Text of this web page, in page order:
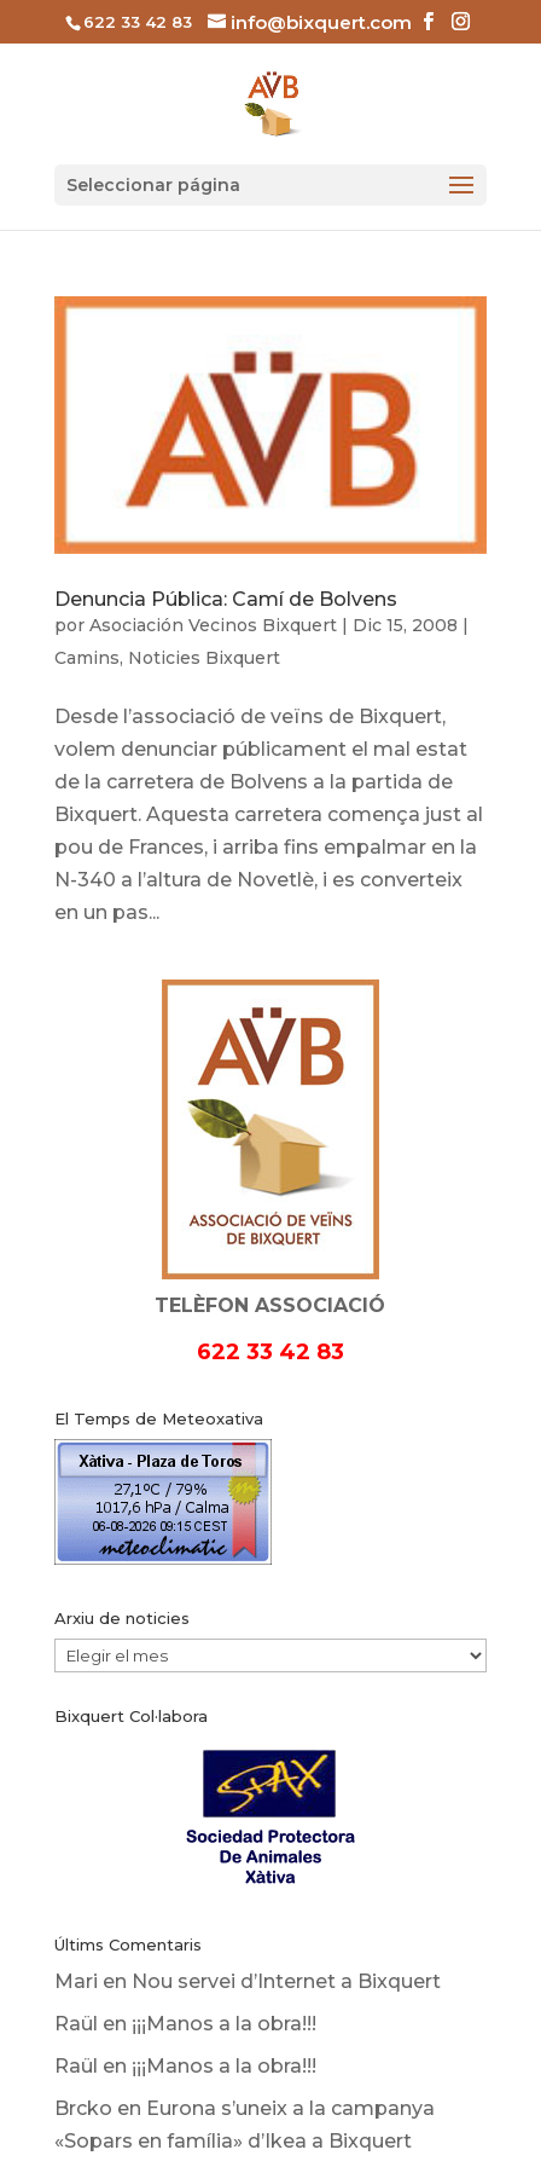
622 33 42 83 info@bixquert.com
Seleccionar página
Denuncia Pública: Camí de Bolvens
por Asociación Vecinos Bixquert| Dic 15, 2008 |
Camins, Noticies Bixquert
Desde l’associació de veïns de Bixquert,
volem denunciar públicament el mal estat
de la carretera de Bolvens a la partida de
Bixquert. Aquesta carretera comença just al
pou de Frances, i arriba fins empalmar en la
N-340 a l’altura de Novetlè, i es converteix
en un pas...
TELÈFON ASSOCIACIÓ
622 33 42 83
El Temps de Meteoxativa
Arxiu de noticies
Arxiu
noticies
Bixquert Col·labora
Últims Comentaris
Mari en Nou servei d’Internet a Bixquert
Raül en ¡¡¡Manos a la obra!!!
Raül en ¡¡¡Manos a la obra!!!
Brcko en Eurona s’uneix a la campanya
«Sopars en família» d’Ikea ​​a Bixquert